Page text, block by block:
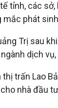
tỉnh, các
mắc phát
Trị sau
dịch
thị trấn Lao
nhà đầu